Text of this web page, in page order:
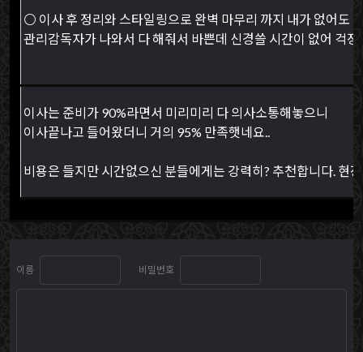
⚪ 이사 후 정리와 스타일링으로 완벽 마무리 까지 내가 없어도
관리감독자가 나와서 다 해줘서 바쁜데 신경쓸 시간이 없어 걱
이사는 준비가 90%라면서 미리미리 다 의사소통해놓으니
이사끝나고 들어왔더니 거의 95% 만족햇네요..
비용은 들지만 시간없으신 분들에게는 강력히? 추천합니다. 현
이름 비밀번호